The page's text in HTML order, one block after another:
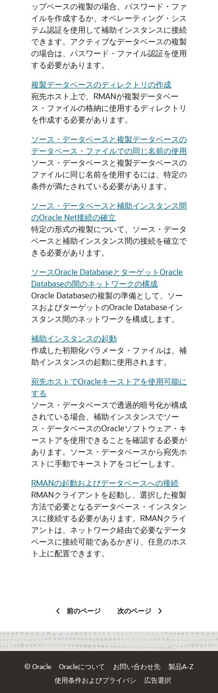
ップベースの複製の場合、パスワード・ファ
イルを作成するか、オペレーティング・シス
テム認証を使用して補助インスタンスに接続
できます。アクティブなデータベースの複製
の場合は、パスワード・ファイル認証を使用
する必要があります。
複製データベースのディレクトリの作成
宛先ホスト上で、RMANが複製データベー
ス・ファイルの格納に使用するディレクトリ
を作成する必要があります。
ソース・データベースと複製データベースの
データベース・ファイルでの同じ名前の使用
ソース・データベースと複製データベースの
ファイルに同じ名前を使用するには、特定の
条件が満たされている必要があります。
ソース・データベースと補助インスタンス間
のOracle Net接続の確立
特定の形式の複製について、ソース・データ
ベースと補助インスタンス間の接続を確立で
きる必要があります。
ソースOracle DatabaseとターゲットOracle
Databaseの間のネットワークの構成
Oracle Databaseの複製の準備として、ソー
スおよびターゲットのOracle Databaseイン
スタンス間のネットワークを構成します。
補助インスタンスの起動
作成した初期化パラメータ・ファイルは、補
助インスタンスの起動に使用されます。
宛先ホストでOracleキーストアを使用可能に
する
ソース・データベースで透過的暗号化が構成
されている場合、補助インスタンスでソー
ス・データベースのOracleソフトウェア・キ
ーストアを使用できることを確認する必要が
あります。ソース・データベースから宛先ホ
ストに手動でキーストアをコピーします。
RMANの起動およびデータベースへの接続
RMANクライアントを起動し、選択した複製
方法で必要となるデータベース・インスタン
スに接続する必要があります。RMANクライ
アントは、ネットワーク経由で必要なデータ
ベースに接続可能であるかぎり、任意のホス
ト上に配置できます。
前のページ 次のページ
© Oracle Oracleについて お問い合わせ先
製品A-Z
使用条件およびプライバシ
広告選択